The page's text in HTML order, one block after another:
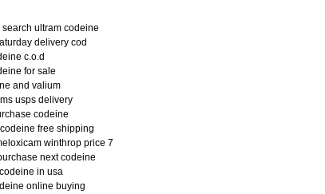
ultram codeine
delivery cod
c.o.d
for sale
and valium
usps delivery
codeine
free shipping
winthrop price 7
next codeine
in usa
online buying